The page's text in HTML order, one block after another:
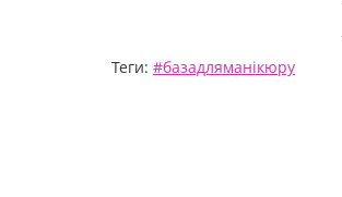
Теги: #базадляманікюру